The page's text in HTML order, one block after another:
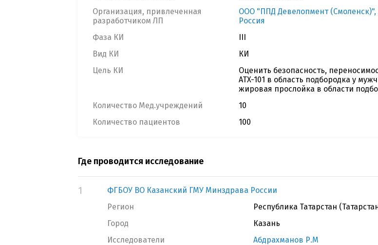
Организация, привлеченная
разработчиком ЛП
ООО "ППД Девелопмент (Смоленск)",
Россия
Фаза КИ
III
Вид КИ
КИ
Цель КИ
Оценить безопасность,
ATX-101 в область подбородка у
жировая прослойка в области
Количество Мед.учреждений
10
Количество пациентов
100
Где проводится исследование
1
ФГБОУ ВО Казанский ГМУ Минздрава России
Регион
Республика Татарстан
Город
Казань
Исследователи
Абдрахманов Р.М